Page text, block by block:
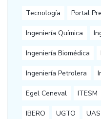
Tecnología Portal
Ingeniería Química
Ingeniería Biomédica
Ingeniería Petrolera
Egel Ceneval ITESM
IBERO UGTO